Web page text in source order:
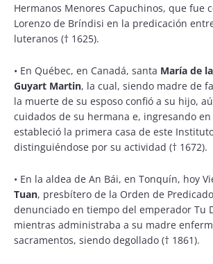
Hermanos Menores Capuchinos, que fue
Lorenzo de Bríndisi en la predicación
luteranos († 1625).
• En Québec, en Canadá, santa María de
Guyart Martin, la cual, siendo madre de
la muerte de su esposo confió a su hijo,
cuidados de su hermana e, ingresando
estableció la primera casa de este
distinguiéndose por su actividad († 1672).
• En la aldea de An Bái, en Tonquín, hoy
Tuan, presbítero de la Orden de
denunciado en tiempo del emperador Tu
mientras administraba a su madre
sacramentos, siendo degollado († 1861).